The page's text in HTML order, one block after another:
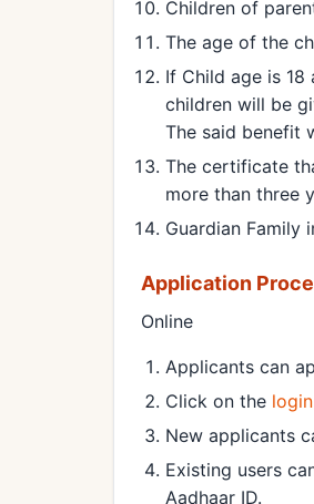
Children of
The age of the
If Child age is
children will be
The said benefit
The certificate
more than three
Guardian Family
Application
Online
Applicants can
Click on the
New applicants
Existing users
Aadhaar ID.